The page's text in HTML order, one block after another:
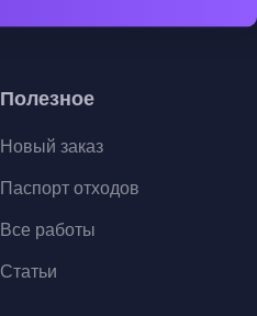
Полезное
Новый заказ
Паспорт отходов
Все работы
Статьи